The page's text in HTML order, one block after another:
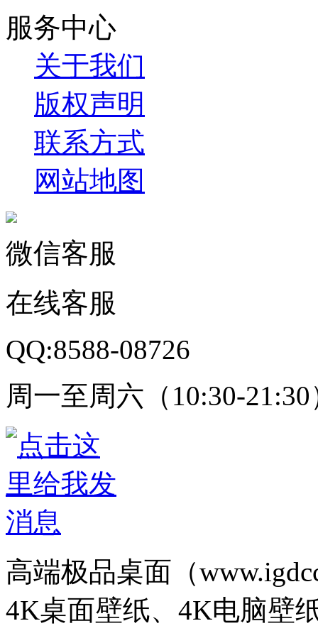
服务中心
关于我们
版权声明
联系方式
网站地图
微信客服
在线客服
QQ:8588-08726
周一至周六（10:30-21:30
高端极品桌面（
4K桌面壁纸、4K电脑壁